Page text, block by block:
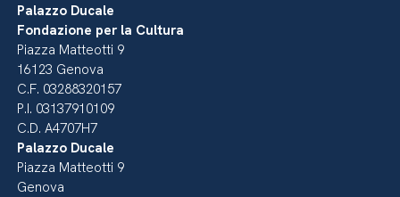
Palazzo Ducale
Fondazione per la Cultura
Piazza Matteotti 9
16123 Genova
C.F. 03288320157
P.I. 03137910109
C.D. A4707H7
Palazzo Ducale
Piazza Matteotti 9
Genova